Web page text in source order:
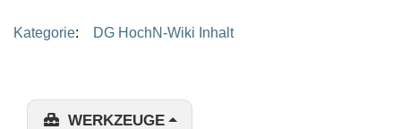
Kategorie: DG HochN-Wiki Inhalt
WERKZEUGE